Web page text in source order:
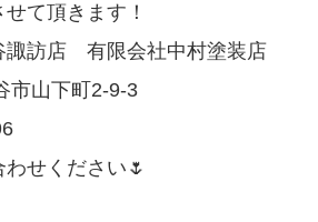
て頂きます！
諏訪店 有限会社中村塗装店
山下町2-9-3
せください🌷